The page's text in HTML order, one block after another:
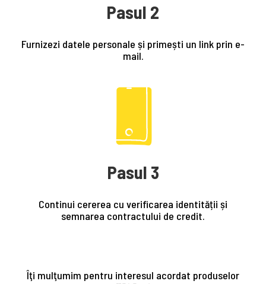
Pasul 2
Furnizezi datele personale și primești un link prin e-
mail.
Pasul 3
Continui cererea cu verificarea identității și
semnarea contractului de credit.
Îţi mulţumim pentru interesul acordat produselor